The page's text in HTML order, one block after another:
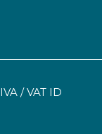
/ VAT ID